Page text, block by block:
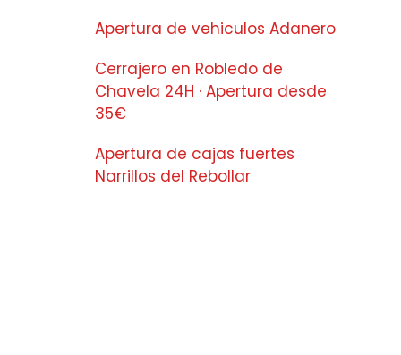
Apertura de vehiculos Adanero
Cerrajero en Robledo de
Chavela 24H · Apertura desde
35€
Apertura de cajas fuertes
Narrillos del Rebollar